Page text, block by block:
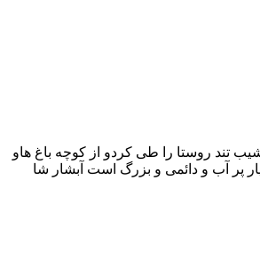
برای رسیدن به این آبشار باید از پل روستا حدود ۱۵ دقیقه پیاده روی همراه با شیب تند روستا را طی کردو از کوچه باغ هاو
پر آب و دائمی و بزرگ است آبشار شا